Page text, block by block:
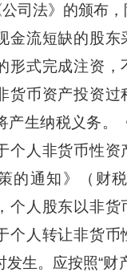
司法》的颁布
金流短缺的股东
形式完成注资，
货币资产投资过
产生纳税义务。
个人非货币性资
的通知》（财
个人股东以非货
个人转让非货币
发生。应按照“财